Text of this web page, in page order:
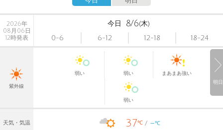
明日
2026年
08月06日
12時発表
今日 8/6(木)
0-6
6-12 12-18 18-24
紫外線
弱い 弱い まあまあ強い
弱い
天気・気温 37℃ -℃